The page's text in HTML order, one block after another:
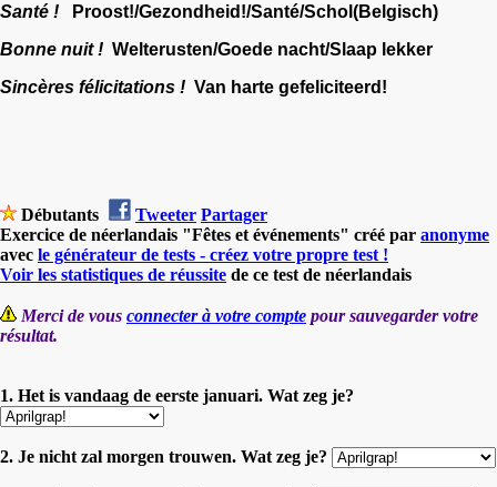
Santé !
Proost!/Gezondheid!/Santé/Schol(Belgisch)
Bonne nuit ! Welterusten/Goede nacht/Slaap lekker
Sincères félicitations ! Van harte gefeliciteerd!
Débutants Tweeter Partager
Exercice de néerlandais "Fêtes et événements" créé par anonyme
avec le générateur de tests - créez votre propre test !
Voir les statistiques de réussite de ce test de néerlandais
Merci de vous connecter à votre compte pour sauvegarder votre
résultat.
1. Het is vandaag de eerste januari. Wat zeg je?
2. Je nicht zal morgen trouwen. Wat zeg je?